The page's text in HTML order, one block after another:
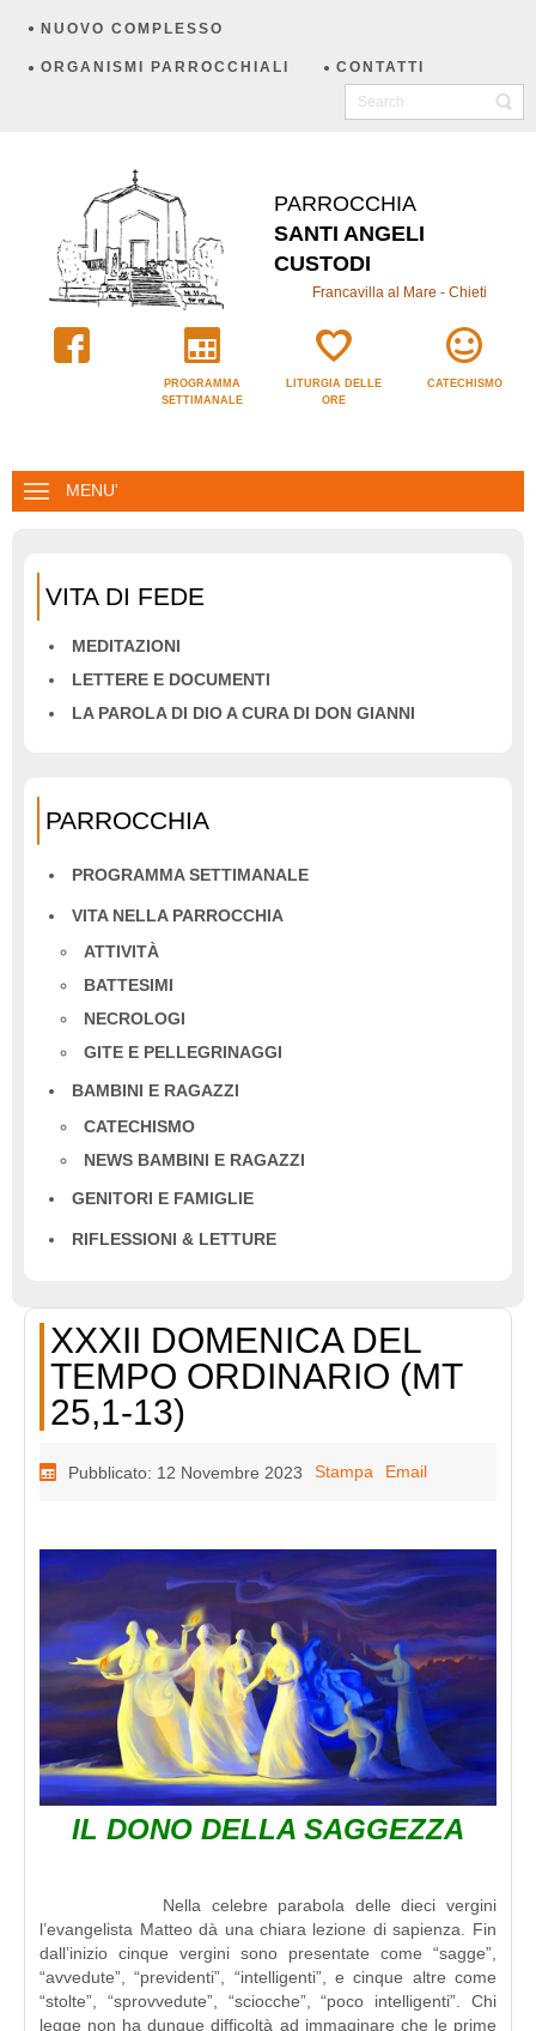
NUOVO COMPLESSO
ORGANISMI PARROCCHIALI CONTATTI
PARROCCHIA
SANTI ANGELI
CUSTODI
Francavilla al Mare - Chieti
PROGRAMMA
SETTIMANALE
LITURGIA DELLE
ORE
CATECHISMO
MENU'
VITA DI FEDE
MEDITAZIONI
LETTERE E DOCUMENTI
LA PAROLA DI DIO A CURA DI DON GIANNI
PARROCCHIA
PROGRAMMA SETTIMANALE
VITA NELLA PARROCCHIA
ATTIVITÀ
BATTESIMI
NECROLOGI
GITE E PELLEGRINAGGI
BAMBINI E RAGAZZI
CATECHISMO
NEWS BAMBINI E RAGAZZI
GENITORI E FAMIGLIE
RIFLESSIONI & LETTURE
XXXII DOMENICA DEL
TEMPO ORDINARIO (MT
25,1-13)
Pubblicato: 12 Novembre 2023 Stampa Email
IL DONO DELLA SAGGEZZA
Nella celebre parabola delle dieci vergini
l’evangelista Matteo dà una chiara lezione di sapienza. Fin
dall’inizio cinque vergini sono presentate come “sagge”,
“avvedute”, “previdenti”, “intelligenti”, e cinque altre come
“stolte”, “sprovvedute”, “sciocche”, “poco intelligenti”. Chi
legge non ha dunque difficoltà ad immaginare che le prime